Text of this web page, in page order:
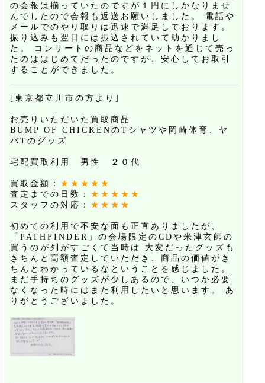
の会報は揃っていたのですが１円にしかなりませ
んでしたので会報も返送お願いしました。 電話や
メールでのやり取りは迅速で満足しております。
振り込みも翌日には振込されていて助かりまし
た。 コンサートの商品などをネットを通じて売っ
たのははじめてだったのですが、安心してお取引
することができました。
[東京都立川市の方より]
お売りいただいた買取商品
BUMP OF CHICKENのTシャツや岡崎体育、ヤ
バTのグッズ
宅配買取利用 男性 ２０代
買取金額： ★★★★★
査定までの日数： ★★★★★
スタッフの対応： ★★★★
初めての利用で不安な面も正直ありましたが、
「PATHFINDER」の会場限定のCDや米津玄師の
買うのが列がすごくて当時は 大変だったグッズも
きちんと高額査定していただき、商品の価値がき
ちんとわかっているなということを感じました。
まだ手持ちのグッズが少しあるので、いつか必要
なくなった時にはまた利用したいと思います。 あ
りがとうございました。